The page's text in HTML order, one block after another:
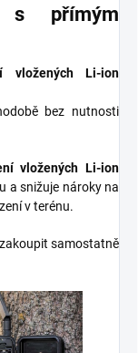
s přímým
vložených Li-ion
bez nutnosti
vložených Li-ion
a snižuje nároky na
v terénu.
samostatně